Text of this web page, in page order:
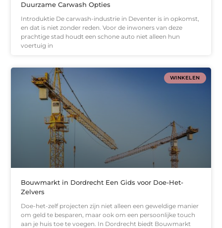
Duurzame Carwash Opties
Introduktie De carwash-industrie in Deventer is in opkomst,
en dat is niet zonder reden. Voor de inwoners van deze
prachtige stad houdt een schone auto niet alleen hun
voertuig in
WINKELEN
Bouwmarkt in Dordrecht Een Gids voor Doe-Het-
Zelvers
Doe-het-zelf projecten zijn niet alleen een geweldige manier
om geld te besparen, maar ook om een persoonlijke touch
aan je huis toe te voegen. In Dordrecht biedt Bouwmarkt